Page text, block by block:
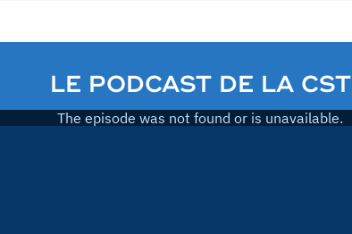
LE PODCAST DE LA CST